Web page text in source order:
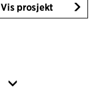
Vis prosjekt